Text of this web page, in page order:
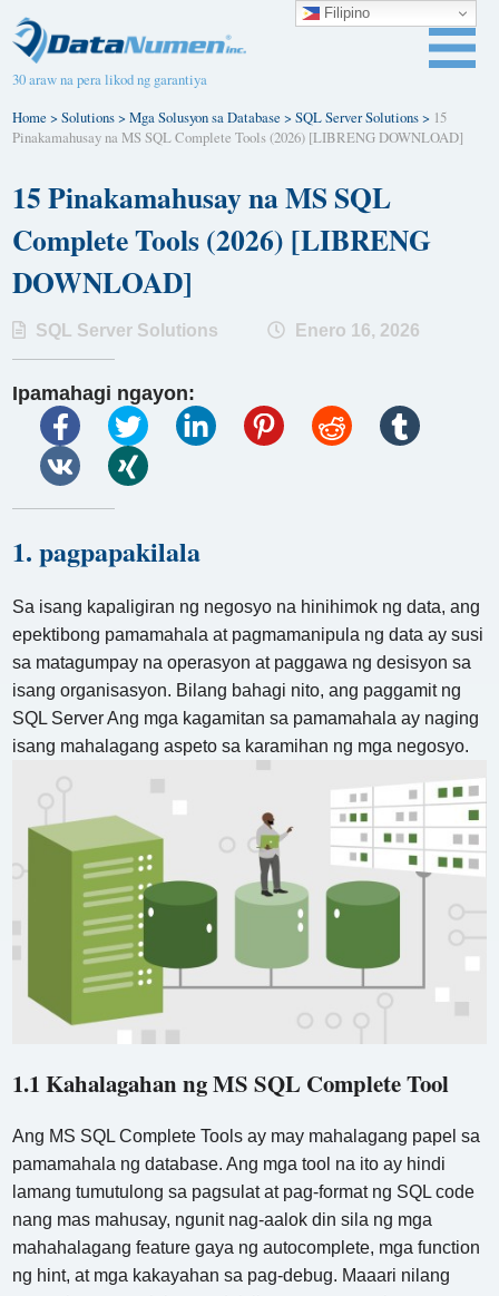
30 araw na pera likod ng garantiya
Home>Solutions>Mga Solusyon sa Database >SQL Server Solutions> 15
Pinakamahusay na MS SQL Complete Tools (2026) [LIBRENG DOWNLOAD]
15 Pinakamahusay na MS SQL
Complete Tools (2026) [LIBRENG
DOWNLOAD]
SQL Server Solutions Enero 16, 2026
Ipamahagi ngayon:
1. pagpapakilala
Sa isang kapaligiran ng negosyo na hinihimok ng data, ang
epektibong pamamahala at pagmamanipula ng data ay susi
sa matagumpay na operasyon at paggawa ng desisyon sa
isang organisasyon. Bilang bahagi nito, ang paggamit ng
SQL Server Ang mga kagamitan sa pamamahala ay naging
isang mahalagang aspeto sa karamihan ng mga negosyo.
1.1 Kahalagahan ng MS SQL Complete Tool
Ang MS SQL Complete Tools ay may mahalagang papel sa
pamamahala ng database. Ang mga tool na ito ay hindi
lamang tumutulong sa pagsulat at pag-format ng SQL code
nang mas mahusay, ngunit nag-aalok din sila ng mga
mahahalagang feature gaya ng autocomplete, mga function
ng hint, at mga kakayahan sa pag-debug. Maaari nilang
Filipino